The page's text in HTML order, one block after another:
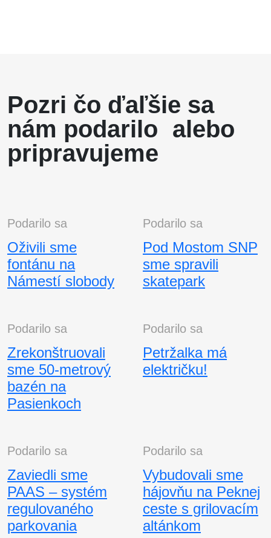
Pozri čo ďaľšie sa
nám podarilo alebo
pripravujeme
Podarilo sa
Oživili sme
fontánu na
Námestí slobody
Podarilo sa
Pod Mostom SNP
sme spravili
skatepark
Podarilo sa
Zrekonštruovali
sme 50-metrový
bazén na
Pasienkoch
Podarilo sa
Petržalka má
električku!
Podarilo sa
Zaviedli sme
PAAS – systém
regulovaného
parkovania
Podarilo sa
Vybudovali sme
hájovňu na Peknej
ceste s grilovacím
altánkom